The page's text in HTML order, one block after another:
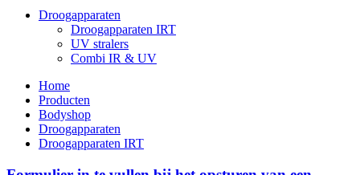
Droogapparaten
Droogapparaten IRT
UV stralers
Combi IR & UV
Home
Producten
Bodyshop
Droogapparaten
Droogapparaten IRT